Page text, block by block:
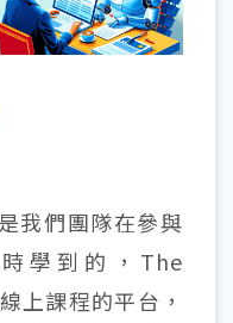
我們團隊在參與
學到的，The
上課程的平台，